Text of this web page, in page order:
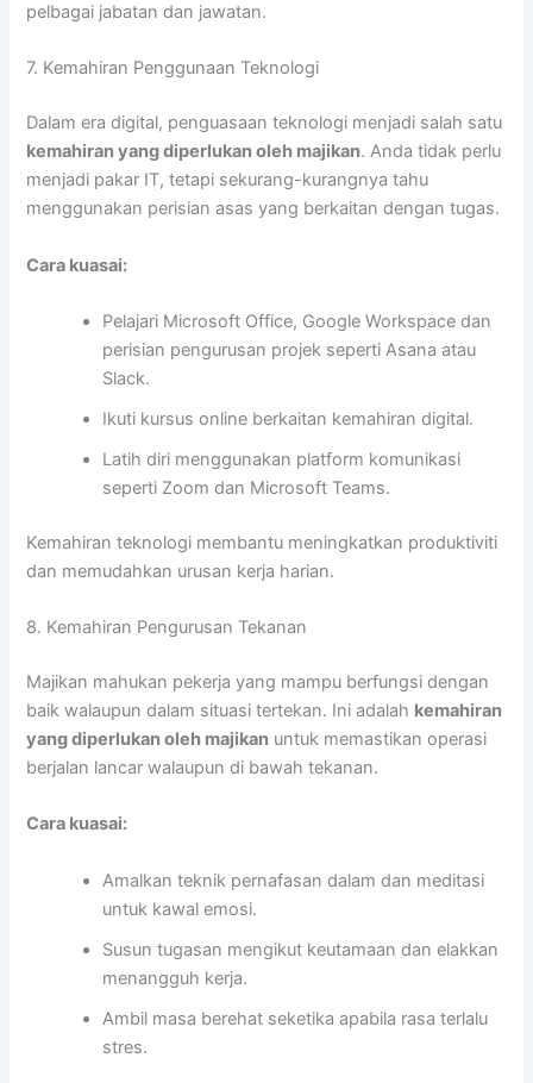
pelbagai jabatan dan jawatan.
7. Kemahiran Penggunaan Teknologi
Dalam era digital, penguasaan teknologi menjadi salah satu
kemahiran yang diperlukan oleh majikan. Anda tidak perlu
menjadi pakar IT, tetapi sekurang-kurangnya tahu
menggunakan perisian asas yang berkaitan dengan tugas.
Cara kuasai:
Pelajari Microsoft Office, Google Workspace dan
perisian pengurusan projek seperti Asana atau
Slack.
Ikuti kursus online berkaitan kemahiran digital.
Latih diri menggunakan platform komunikasi
seperti Zoom dan Microsoft Teams.
Kemahiran teknologi membantu meningkatkan produktiviti
dan memudahkan urusan kerja harian.
8. Kemahiran Pengurusan Tekanan
Majikan mahukan pekerja yang mampu berfungsi dengan
baik walaupun dalam situasi tertekan. Ini adalah kemahiran
yang diperlukan oleh majikan untuk memastikan operasi
berjalan lancar walaupun di bawah tekanan.
Cara kuasai:
Amalkan teknik pernafasan dalam dan meditasi
untuk kawal emosi.
Susun tugasan mengikut keutamaan dan elakkan
menangguh kerja.
Ambil masa berehat seketika apabila rasa terlalu
stres.